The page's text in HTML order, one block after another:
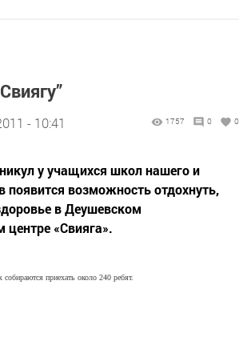
- 10:41 1757 0 0
у учащихся школ нашего и
появится возможность отдохнуть,
в Деушевском
центре «Свияга».
приехать около 240 ребят.